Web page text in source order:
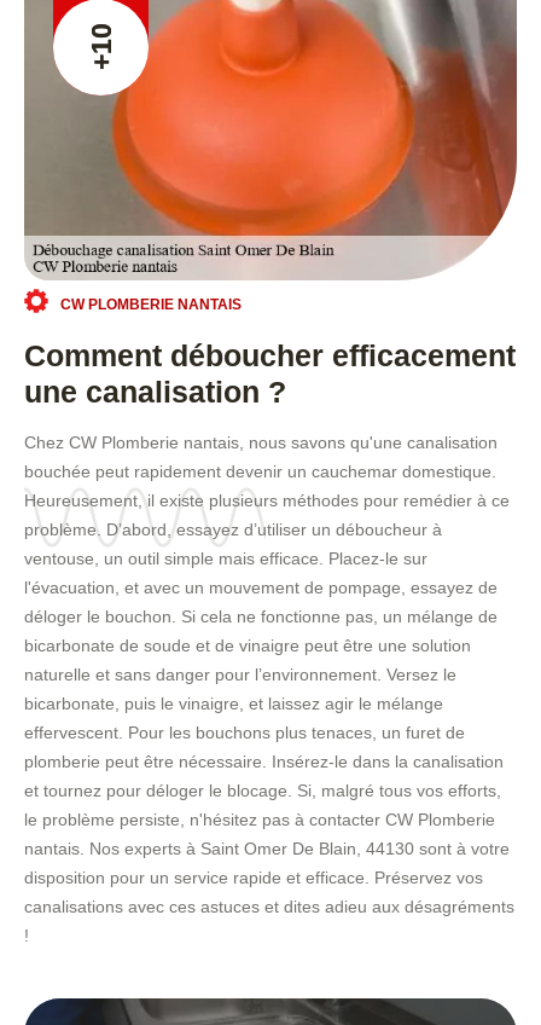
+10
CW PLOMBERIE NANTAIS
Comment déboucher efficacement
une canalisation ?
Chez CW Plomberie nantais, nous savons qu'une canalisation
bouchée peut rapidement devenir un cauchemar domestique.
Heureusement, il existe plusieurs méthodes pour remédier à ce
problème. D’abord, essayez d’utiliser un déboucheur à
ventouse, un outil simple mais efficace. Placez-le sur
l'évacuation, et avec un mouvement de pompage, essayez de
déloger le bouchon. Si cela ne fonctionne pas, un mélange de
bicarbonate de soude et de vinaigre peut être une solution
naturelle et sans danger pour l’environnement. Versez le
bicarbonate, puis le vinaigre, et laissez agir le mélange
effervescent. Pour les bouchons plus tenaces, un furet de
plomberie peut être nécessaire. Insérez-le dans la canalisation
et tournez pour déloger le blocage. Si, malgré tous vos efforts,
le problème persiste, n'hésitez pas à contacter CW Plomberie
nantais. Nos experts à Saint Omer De Blain, 44130 sont à votre
disposition pour un service rapide et efficace. Préservez vos
canalisations avec ces astuces et dites adieu aux désagréments
!